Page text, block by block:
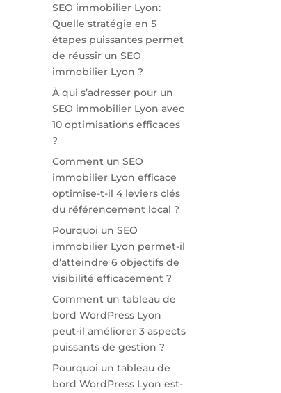
SEO immobilier Lyon:
Quelle stratégie en 5
étapes puissantes permet
de réussir un SEO
immobilier Lyon ?
À qui s’adresser pour un
SEO immobilier Lyon avec
10 optimisations efficaces
?
Comment un SEO
immobilier Lyon efficace
optimise-t-il 4 leviers clés
du référencement local ?
Pourquoi un SEO
immobilier Lyon permet-il
d’atteindre 6 objectifs de
visibilité efficacement ?
Comment un tableau de
bord WordPress Lyon
peut-il améliorer 3 aspects
puissants de gestion ?
Pourquoi un tableau de
bord WordPress Lyon est-